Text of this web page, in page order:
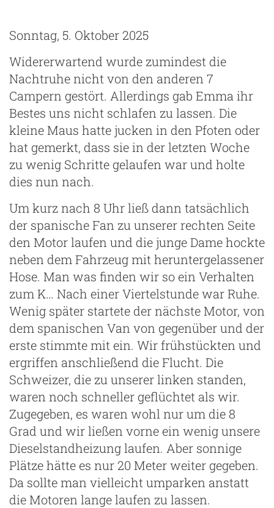
Sonntag, 5. Oktober 2025
Widererwartend wurde zumindest die
Nachtruhe nicht von den anderen 7
Campern gestört. Allerdings gab Emma ihr
Bestes uns nicht schlafen zu lassen. Die
kleine Maus hatte jucken in den Pfoten oder
hat gemerkt, dass sie in der letzten Woche
zu wenig Schritte gelaufen war und holte
dies nun nach.
Um kurz nach 8 Uhr ließ dann tatsächlich
der spanische Fan zu unserer rechten Seite
den Motor laufen und die junge Dame hockte
neben dem Fahrzeug mit heruntergelassener
Hose. Man was finden wir so ein Verhalten
zum K… Nach einer Viertelstunde war Ruhe.
Wenig später startete der nächste Motor, von
dem spanischen Van von gegenüber und der
erste stimmte mit ein. Wir frühstückten und
ergriffen anschließend die Flucht. Die
Schweizer, die zu unserer linken standen,
waren noch schneller geflüchtet als wir.
Zugegeben, es waren wohl nur um die 8
Grad und wir ließen vorne ein wenig unsere
Dieselstandheizung laufen. Aber sonnige
Plätze hätte es nur 20 Meter weiter gegeben.
Da sollte man vielleicht umparken anstatt
die Motoren lange laufen zu lassen.